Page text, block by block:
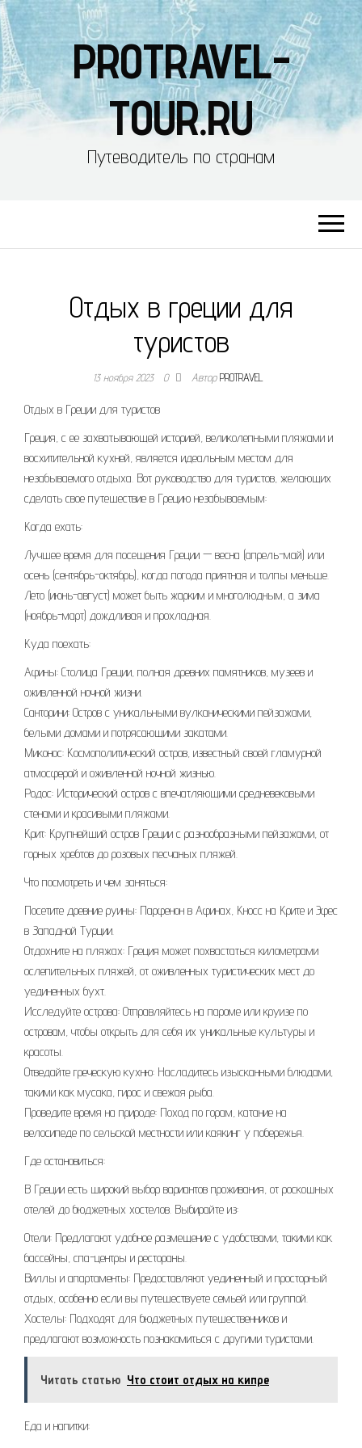
PROTRAVEL-
TOUR.RU
Путеводитель по странам
Отдых в греции для
туристов
13 ноября 2023 0 АвторPROTRAVEL
Отдых в Греции для туристов
Греция, с ее захватывающей историей, великолепными пляжами и
восхитительной кухней, является идеальным местом для
незабываемого отдыха. Вот руководство для туристов, желающих
сделать свое путешествие в Грецию незабываемым:
Когда ехать:
Лучшее время для посещения Греции — весна (апрель-май) или
осень (сентябрь-октябрь), когда погода приятная и толпы меньше.
Лето (июнь-август) может быть жарким и многолюдным, а зима
(ноябрь-март) дождливая и прохладная.
Куда поехать:
Афины: Столица Греции, полная древних памятников, музеев и
оживленной ночной жизни.
Санторини: Остров с уникальными вулканическими пейзажами,
белыми домами и потрясающими закатами.
Миконос: Космополитический остров, известный своей гламурной
атмосферой и оживленной ночной жизнью.
Родос: Исторический остров с впечатляющими средневековыми
стенами и красивыми пляжами.
Крит: Крупнейший остров Греции с разнообразными пейзажами, от
горных хребтов до розовых песчаных пляжей.
Что посмотреть и чем заняться:
Посетите древние руины: Парфенон в Афинах, Кносс на Крите и Эфес
в Западной Турции.
Отдохните на пляжах: Греция может похвастаться километрами
ослепительных пляжей, от оживленных туристических мест до
уединенных бухт.
Исследуйте острова: Отправляйтесь на пароме или круизе по
островам, чтобы открыть для себя их уникальные культуры и
красоты.
Отведайте греческую кухню: Насладитесь изысканными блюдами,
такими как мусака, гирос и свежая рыба.
Проведите время на природе: Поход по горам, катание на
велосипеде по сельской местности или каякинг у побережья.
Где остановиться:
В Греции есть широкий выбор вариантов проживания, от роскошных
отелей до бюджетных хостелов. Выбирайте из:
Отели: Предлагают удобное размещение с удобствами, такими как
бассейны, спа-центры и рестораны.
Виллы и апартаменты: Предоставляют уединенный и просторный
отдых, особенно если вы путешествуете семьей или группой.
Хостелы: Подходят для бюджетных путешественников и
предлагают возможность познакомиться с другими туристами.
Читать статью Что стоит отдых на кипре
Еда и напитки: